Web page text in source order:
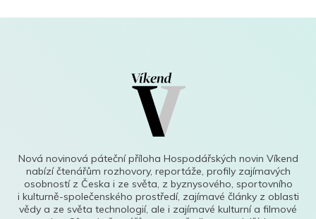
Nová novinová páteční příloha Hospodářských novin Víkend
nabízí čtenářům rozhovory, reportáže, profily zajímavých
osobností z Česka i ze světa, z byznysového, sportovního
i kulturně-společenského prostředí, zajímavé články z oblasti
vědy a ze světa technologií, ale i zajímavé kulturní a filmové